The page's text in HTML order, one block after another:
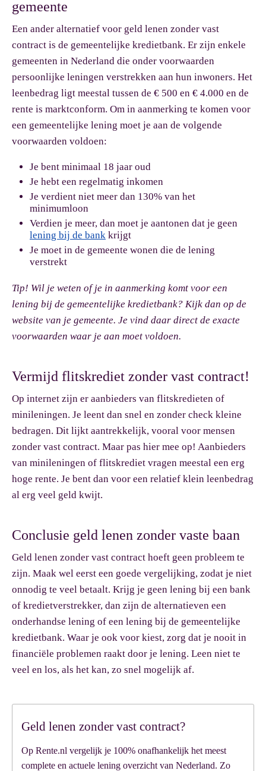
gemeente
Een ander alternatief voor geld lenen zonder vast
contract is de gemeentelijke kredietbank. Er zijn enkele
gemeenten in Nederland die onder voorwaarden
persoonlijke leningen verstrekken aan hun inwoners. Het
leenbedrag ligt meestal tussen de € 500 en € 4.000 en de
rente is marktconform. Om in aanmerking te komen voor
een gemeentelijke lening moet je aan de volgende
voorwaarden voldoen:
Je bent minimaal 18 jaar oud
Je hebt een regelmatig inkomen
Je verdient niet meer dan 130% van het
minimumloon
Verdien je meer, dan moet je aantonen dat je geen
lening bij de bank krijgt
Je moet in de gemeente wonen die de lening
verstrekt
Tip! Wil je weten of je in aanmerking komt voor een
lening bij de gemeentelijke kredietbank? Kijk dan op de
website van je gemeente. Je vind daar direct de exacte
voorwaarden waar je aan moet voldoen.
Vermijd flitskrediet zonder vast contract!
Op internet zijn er aanbieders van flitskredieten of
minileningen. Je leent dan snel en zonder check kleine
bedragen. Dit lijkt aantrekkelijk, vooral voor mensen
zonder vast contract. Maar pas hier mee op! Aanbieders
van minileningen of flitskrediet vragen meestal een erg
hoge rente. Je bent dan voor een relatief klein leenbedrag
al erg veel geld kwijt.
Conclusie geld lenen zonder vaste baan
Geld lenen zonder vast contract hoeft geen probleem te
zijn. Maak wel eerst een goede vergelijking, zodat je niet
onnodig te veel betaalt. Krijg je geen lening bij een bank
of kredietverstrekker, dan zijn de alternatieven een
onderhandse lening of een lening bij de gemeentelijke
kredietbank. Waar je ook voor kiest, zorg dat je nooit in
financiële problemen raakt door je lening. Leen niet te
veel en los, als het kan, zo snel mogelijk af.
Geld lenen zonder vast contract?
Op Rente.nl vergelijk je 100% onafhankelijk het meest
complete en actuele lening overzicht van Nederland. Zo